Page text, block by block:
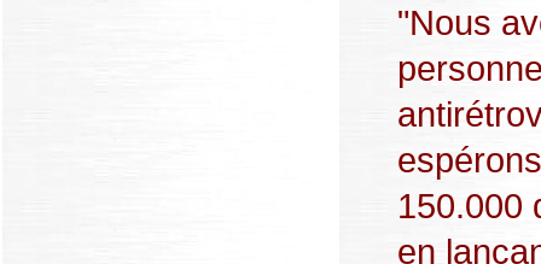
"Nous
150.000
en